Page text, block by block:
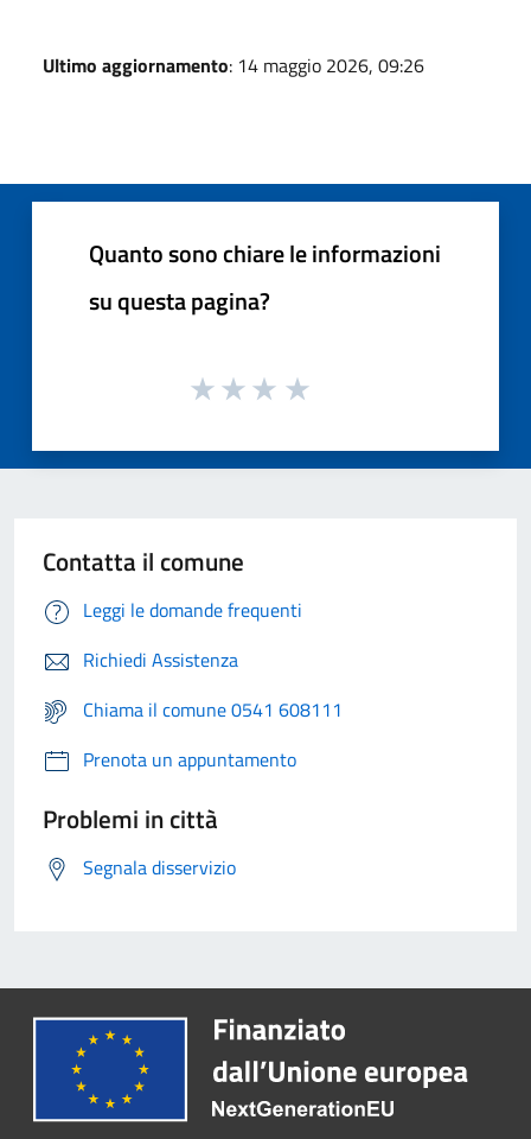
Ultimo aggiornamento: 14 maggio 2026, 09:26
Quanto sono chiare le informazioni
su questa pagina?
Contatta il comune
Leggi le domande frequenti
Richiedi Assistenza
Chiama il comune 0541 608111
Prenota un appuntamento
Problemi in città
Segnala disservizio